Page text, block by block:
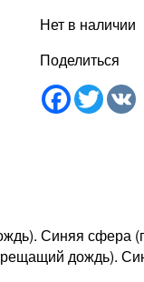
Нет в наличии
Поделиться
Facebook
Twitter
Синяя